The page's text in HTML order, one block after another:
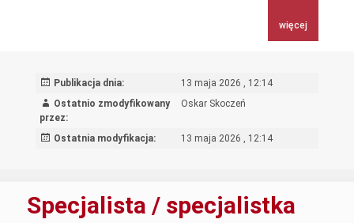
więcej
Edukacji
z
2026
Publikacja dnia:
13 maja 2026 , 12:14
Ostatnio zmodyfikowany
przez:
Oskar Skoczeń
Ostatnia modyfikacja: 13 maja 2026 , 12:14
Specjalista / specjalistka